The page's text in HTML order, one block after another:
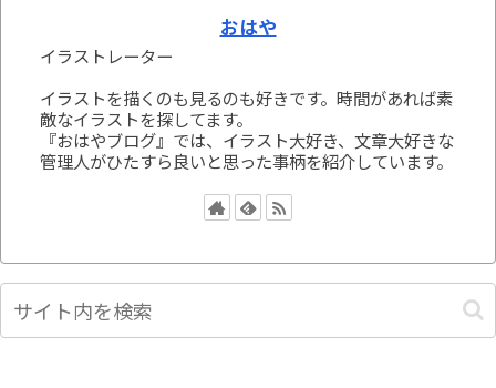
おはや
イラストレーター
イラストを描くのも見るのも好きです。時間があれば素
敵なイラストを探してます。
『おはやブログ』では、イラスト大好き、文章大好きな
管理人がひたすら良いと思った事柄を紹介しています。